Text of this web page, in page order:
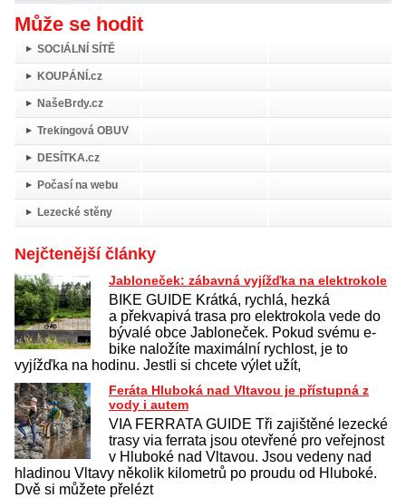
Může se hodit
SOCIÁLNÍ SÍTĚ
KOUPÁNÍ.cz
NašeBrdy.cz
Trekingová OBUV
DESÍTKA.cz
Počasí na webu
Lezecké stěny
Nejčtenější články
Jabloneček: zábavná vyjížďka na elektrokole
BIKE GUIDE Krátká, rychlá, hezká
a překvapivá trasa pro elektrokola vede do
bývalé obce Jabloneček. Pokud svému e-
bike naložíte maximální rychlost, je to
vyjížďka na hodinu. Jestli si chcete výlet užít,
Feráta Hluboká nad Vltavou je přístupná z
vody i autem
VIA FERRATA GUIDE Tři zajištěné lezecké
trasy via ferrata jsou otevřené pro veřejnost
v Hluboké nad Vltavou. Jsou vedeny nad
hladinou Vltavy několik kilometrů po proudu od Hluboké.
Dvě si můžete přelézt